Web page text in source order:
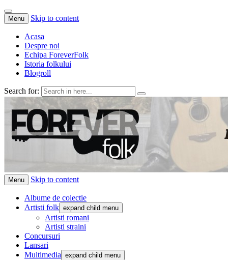
Menu Skip to content
Acasa
Despre noi
Echipa ForeverFolk
Istoria folkului
Blogroll
Search for:
ForeverFolk
Muzica sufletului tau
Menu Skip to content
Albume de colectie
Artisti folk expand child menu
Artisti romani
Artisti straini
Concursuri
Lansari
Multimedia expand child menu